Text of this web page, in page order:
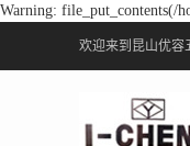
Warning: file_put_contents(/
欢迎来到昆山优容